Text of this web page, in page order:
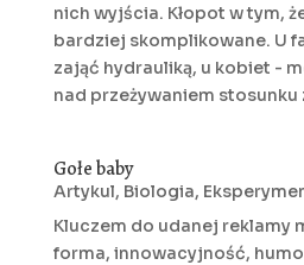
nich wyjścia. Kłopot w tym,
bardziej skomplikowane. U
zająć hydrauliką, u kobiet -
nad przeżywaniem stosunku
Gołe baby
Artykul, Biologia,
Kluczem do udanej reklamy
forma, innowacyjność,